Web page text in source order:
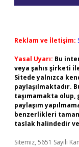
Reklam ve İletişim:
Yasal Uyarı: Bu
veya şahıs şirketi
Sitede yalnızca
paylaşılmaktadır.
taşımamakta olup,
paylaşım
benzerlikleri
taslak halindedir
Sitemiz, 5651 Sayılı